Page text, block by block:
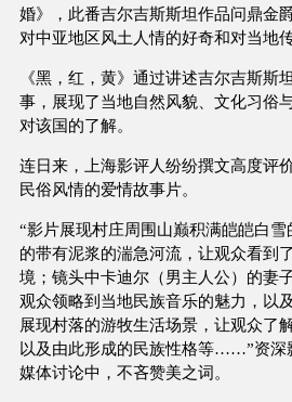
婚》，此番吉尔吉斯斯坦作品问鼎金
对中亚地区风土人情的好奇和对当地
《黑，红，黄》通过讲述吉尔吉斯斯
事，展现了当地自然风貌、文化习俗
对该国的了解。
连日来，上海影评人纷纷撰文高度评
民俗风情的爱情故事片。
“影片展现村庄周围山巅积满皑皑白
的带有泥浆的湍急河流，让观众看到
境；镜头中卡迪尔（男主人公）的妻
观众领略到当地民族音乐的魅力，以
展现村落的游牧生活场景，让观众了
以及由此形成的民族性格等……”资深
媒体讨论中，不吝赞美之词。